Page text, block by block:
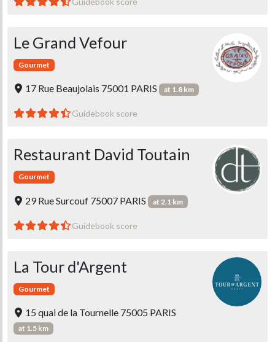
Le Grand Vefour
Gourmet
17 Rue Beaujolais 75001 PARIS at 1.8 km
Guidebook score
Restaurant David Toutain
Gourmet
29 Rue Surcouf 75007 PARIS at 2.1 km
Guidebook score
La Tour d'Argent
Gourmet
15 quai de la Tournelle 75005 PARIS
at 1.5 km